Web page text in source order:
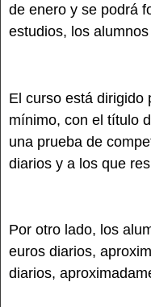
de enero y se podrá
estudios, los
El curso está dirigido
mínimo, con el título
una prueba de
diarios y a los que
Por otro lado, los
euros diarios,
diarios,